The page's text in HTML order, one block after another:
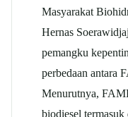
Masyarakat
Hernas
pemangku
perbedaan antara
Menurutnya,
biodiesel